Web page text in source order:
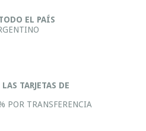
EL PAÍS
TARJETAS DE
POR TRANSFERENCIA